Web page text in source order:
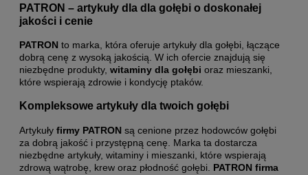
PATRON – artykuły dla dla gołębi o doskonałej
jakości i cenie
PATRON to marka, która oferuje artykuły dla gołębi, łączące
dobrą cenę z wysoką jakością. W ich ofercie znajdują się
niezbędne produkty, witaminy dla gołębi oraz mieszanki,
które wspierają zdrowie i kondycję ptaków.
Kompleksowe artykuły dla twoich gołębi
Artykuły firmy PATRON są cenione przez hodowców gołębi
za dobrą jakość i przystępną cenę. Marka ta dostarcza
niezbędne artykuły, witaminy i mieszanki, które wspierają
zdrową wątrobę, krew oraz płodność gołębi. PATRON firma